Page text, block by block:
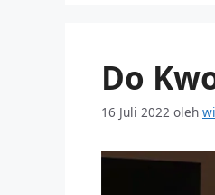
Do
16 Juli 2022 oleh